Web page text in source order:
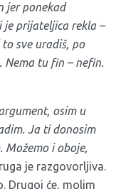
jer ponekad
je prijateljica rekla –
sve uradiš, po
Nema tu fin – nefin.
osim u
Ja ti donosim
Možemo i oboje,
je razgovorljiva.
Drugoj će, molim